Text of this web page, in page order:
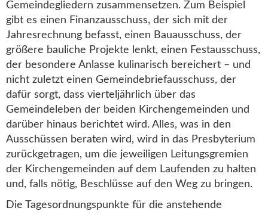
Gemeindegliedern zusammensetzen. Zum Beispiel
gibt es einen Finanzausschuss, der sich mit der
Jahresrechnung befasst, einen Bauausschuss, der
größere bauliche Projekte lenkt, einen Festausschuss,
der besondere Anlasse kulinarisch bereichert – und
nicht zuletzt einen Gemeindebriefausschuss, der
dafür sorgt, dass vierteljährlich über das
Gemeindeleben der beiden Kirchengemeinden und
darüber hinaus berichtet wird. Alles, was in den
Ausschüssen beraten wird, wird in das Presbyterium
zurückgetragen, um die jeweiligen Leitungsgremien
der Kirchengemeinden auf dem Laufenden zu halten
und, falls nötig, Beschlüsse auf den Weg zu bringen.
Die Tagesordnungspunkte für die anstehende